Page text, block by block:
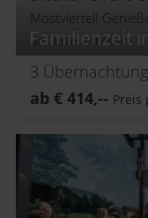
Familienzeit
Mostviertel!
der Eisenstrasse.
3
ab € 414,-- Preis